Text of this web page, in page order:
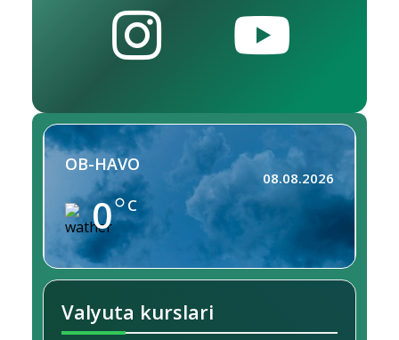
OB-HAVO
0 C
08.08.2026
Valyuta kurslari